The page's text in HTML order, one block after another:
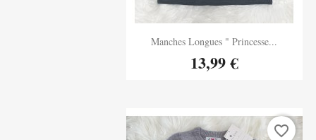
Aperçu rapide
Manches Longues " Princesse...
13,99 €
favorite_border